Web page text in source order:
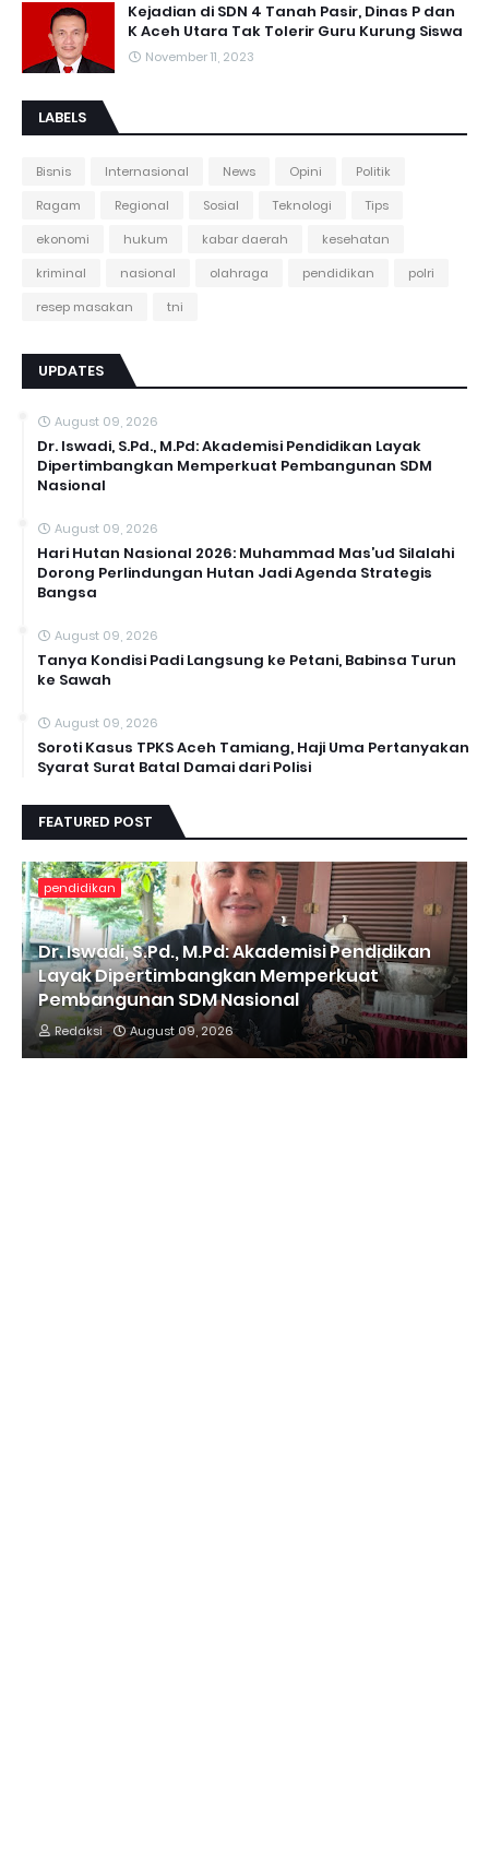
Kejadian di SDN 4 Tanah Pasir, Dinas P dan
K Aceh Utara Tak Tolerir Guru Kurung Siswa
November 11, 2023
LABELS
Bisnis Internasional News Opini
Politik
Ragam
Regional Sosial Teknologi
Tips
ekonomi
hukum kabar daerah
kesehatan
kriminal
nasional olahraga pendidikan
polri
resep masakan
tni
UPDATES
August 09, 2026
Dr. Iswadi, S.Pd., M.Pd: Akademisi Pendidikan Layak
Dipertimbangkan Memperkuat Pembangunan SDM
Nasional
August 09, 2026
Hari Hutan Nasional 2026: Muhammad Mas’ud Silalahi
Dorong Perlindungan Hutan Jadi Agenda Strategis
Bangsa
August 09, 2026
Tanya Kondisi Padi Langsung ke Petani, Babinsa Turun
ke Sawah
August 09, 2026
Soroti Kasus TPKS Aceh Tamiang, Haji Uma Pertanyakan
Syarat Surat Batal Damai dari Polisi
FEATURED POST
pendidikan
Dr. Iswadi, S.Pd., M.Pd: Akademisi Pendidikan
Layak Dipertimbangkan Memperkuat
Pembangunan SDM Nasional
Redaksi August 09, 2026